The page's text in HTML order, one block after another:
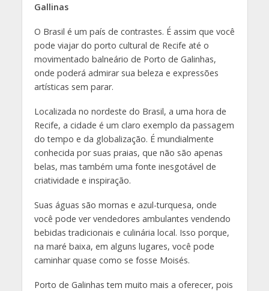
Gallinas
O Brasil é um país de contrastes. É assim que você
pode viajar do porto cultural de Recife até o
movimentado balneário de Porto de Galinhas,
onde poderá admirar sua beleza e expressões
artísticas sem parar.
Localizada no nordeste do Brasil, a uma hora de
Recife, a cidade é um claro exemplo da passagem
do tempo e da globalização. É mundialmente
conhecida por suas praias, que não são apenas
belas, mas também uma fonte inesgotável de
criatividade e inspiração.
Suas águas são mornas e azul-turquesa, onde
você pode ver vendedores ambulantes vendendo
bebidas tradicionais e culinária local. Isso porque,
na maré baixa, em alguns lugares, você pode
caminhar quase como se fosse Moisés.
Porto de Galinhas tem muito mais a oferecer, pois